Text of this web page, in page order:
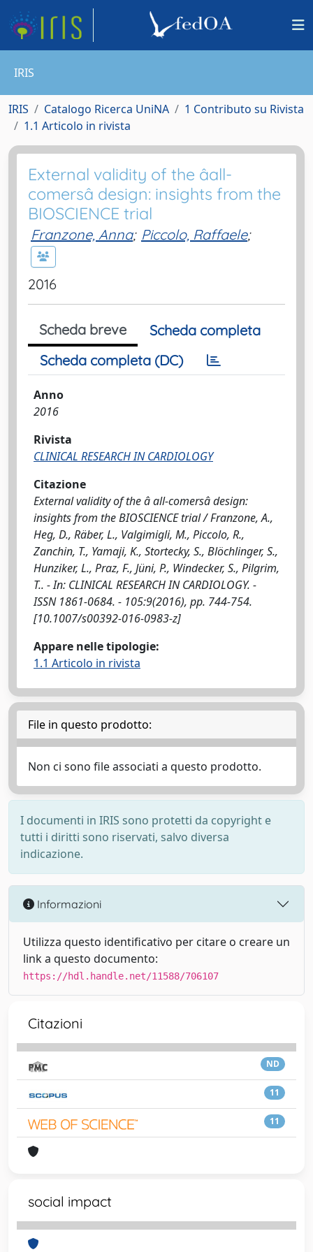
IRIS
IRIS Catalogo Ricerca UniNA
1 Contributo su Rivista
1.1 Articolo in rivista
External validity of the âall-
comersâ design: insights from the
BIOSCIENCE trial
Franzone, Anna; Piccolo, Raffaele;
2016
Scheda breve
Scheda completa
Scheda completa (DC)
Anno
2016
Rivista
CLINICAL RESEARCH IN CARDIOLOGY
Citazione
External validity of the â all-comersâ design:
insights from the BIOSCIENCE trial / Franzone, A.,
Heg, D., Räber, L., Valgimigli, M., Piccolo, R.,
Zanchin, T., Yamaji, K., Stortecky, S., Blöchlinger, S.,
Hunziker, L., Praz, F., Jüni, P., Windecker, S., Pilgrim,
T.. - In: CLINICAL RESEARCH IN CARDIOLOGY. -
ISSN 1861-0684. - 105:9(2016), pp. 744-754.
[10.1007/s00392-016-0983-z]
Appare nelle tipologie:
1.1 Articolo in rivista
File in questo prodotto:
Non ci sono file associati a questo prodotto.
I documenti in IRIS sono protetti da copyright e
tutti i diritti sono riservati, salvo diversa
indicazione.
Informazioni
Utilizza questo identificativo per citare o creare un
link a questo documento:
https://hdl.handle.net/11588/706107
Citazioni
ND
11
11
social impact